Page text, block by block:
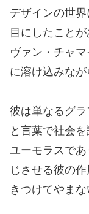
デザインの世
目にしたこと
ヴァン・チャ
に溶け込みなが
彼は単なるグ
と言葉で社会
ユーモラスで
じさせる彼の
きつけてやまな